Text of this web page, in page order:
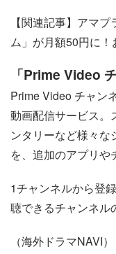
【関連記事】アマ
ム」が月額50円に
「Prime Video
Prime Video チャン
動画配信サービス。
ンタリーなど様々
を、追加のアプリや
1チャンネルから登
聴できるチャンネル
（海外ドラマNAVI）